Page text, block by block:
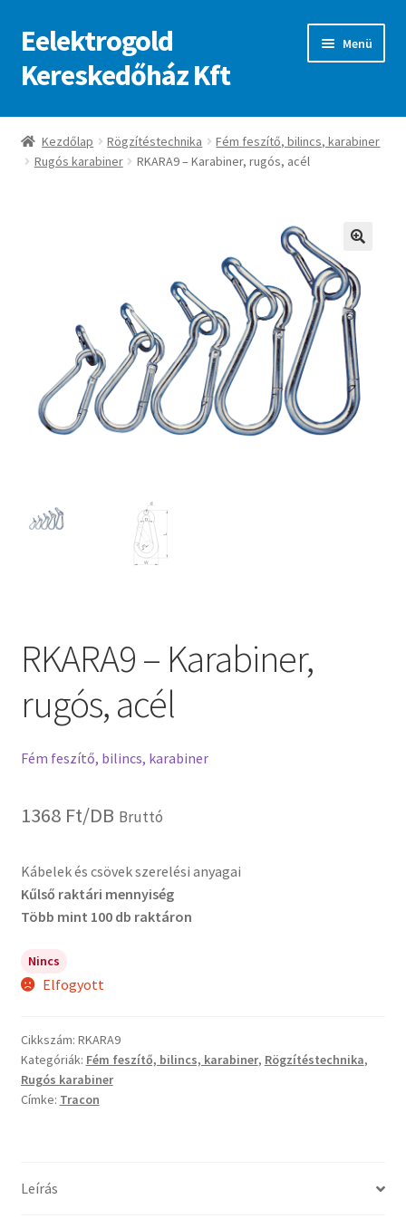
Ugrás
a
navigációhoz
Kilépés
a
tartalomba
Eelektrogold
Kereskedőház Kft
Menü
Kezdőlap
A fiókom
Kezdőlap Rögzítéstechnika
Fém feszítő, bilincs, karabiner
Rugós karabiner
RKARA9 – Karabiner, rugós, acél
RKARA9 – Karabiner,
rugós, acél
Fém feszítő, bilincs, karabiner
1368 Ft/DB Bruttó
Kábelek és csövek szerelési anyagai
Kűlső raktári mennyiség
Több mint 100 db raktáron
Nincs
Elfogyott
Cikkszám: RKARA9
Kategóriák: Fém feszítő, bilincs, karabiner, Rögzítéstechnika,
Rugós karabiner
Címke: Tracon
Leírás